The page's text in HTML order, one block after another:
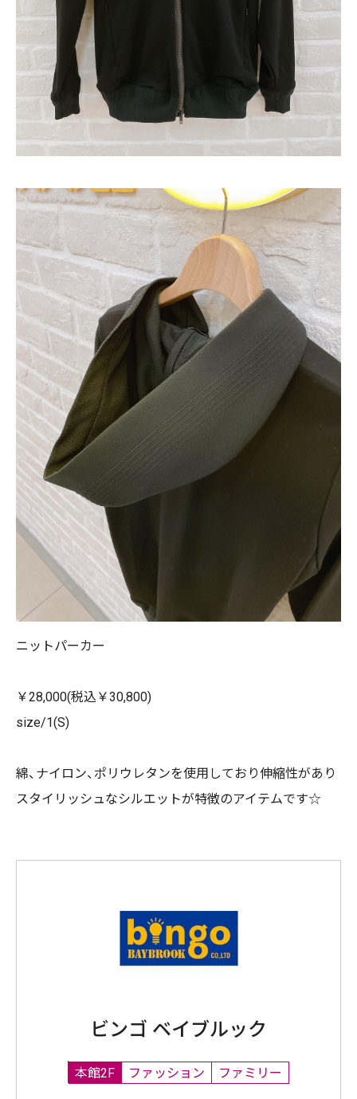
ニットパーカー
￥28,000(税込￥30,800)
size/1(S)
綿、ナイロン、ポリウレタンを使用しており伸縮性があり
スタイリッシュなシルエットが特徴のアイテムです☆
ビンゴ ベイブルック
本館2F ファッション ファミリー